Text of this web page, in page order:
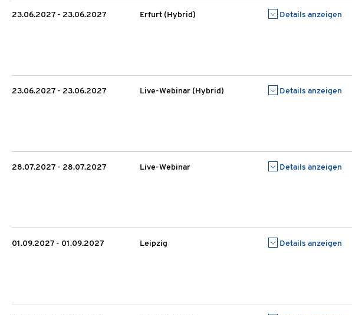
23.06.2027 - 23.06.2027 Erfurt (Hybrid) Details anzeigen
23.06.2027 - 23.06.2027 Live-Webinar (Hybrid) Details anzeigen
28.07.2027 - 28.07.2027 Live-Webinar Details anzeigen
01.09.2027 - 01.09.2027 Leipzig Details anzeigen